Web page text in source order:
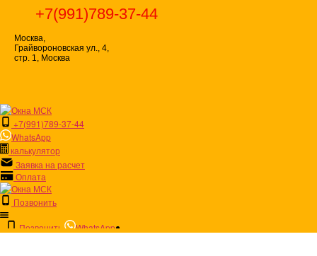
+7(991)789-37-44
Москва,
Грайвороновская ул., 4,
стр. 1, Москва
+7(991)789-37-44
WhatsApp
калькулятор
Заявка на расчет
Оплата
Позвонить
Позвонить WhatsApp